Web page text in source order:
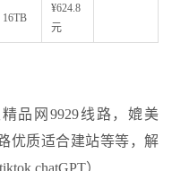
16TB
¥624.8
元
品网9929线路，媲美
优质适合建站等等，解
chatGPT）